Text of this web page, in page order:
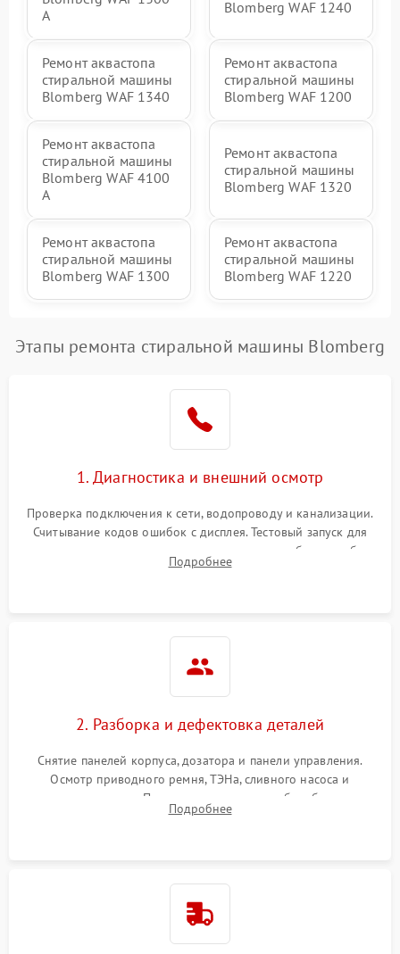
A
Blomberg WAF 1240
Ремонт аквастопа
стиральной машины
Blomberg WAF 1340
Ремонт аквастопа
стиральной машины
Blomberg WAF 1200
Ремонт аквастопа
стиральной машины
Blomberg WAF 4100
A
Ремонт аквастопа
стиральной машины
Blomberg WAF 1320
Ремонт аквастопа
стиральной машины
Blomberg WAF 1300
Ремонт аквастопа
стиральной машины
Blomberg WAF 1220
Этапы ремонта стиральной машины Blomberg
1. Диагностика и внешний осмотр
Проверка подключения к сети, водопроводу и канализации.
Считывание кодов ошибок с дисплея. Тестовый запуск для
выявления посторонних шумов, протечек или сбоев в работе
электронного модуля управления.
Подробнее
2. Разборка и дефектовка деталей
Снятие панелей корпуса, дозатора и панели управления.
Осмотр приводного ремня, ТЭНа, сливного насоса и
амортизаторов. Проверка подшипников барабана и
крестовины на износ, а манжеты люка на разрывы.
Подробнее